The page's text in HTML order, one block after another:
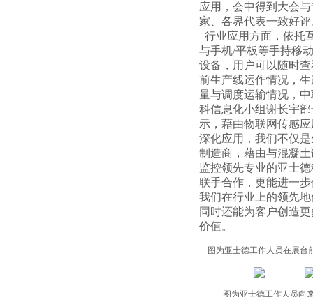
应用，会中得到大会与
家、各界代表一致好评
行业应用方面，依托
与手机/平板等手持移
设备，用户可以随时
前生产线运作情况，
量与调度运输情况，
科信息化小组谢长宇
示，藉由物联网传感
深化应用，我们不仅
制造商，藉由与混凝
监控领先专业的亚士
联手合作，更能进一
我们在行业上的领先
同时还能为客户创造
价值。
图为亚士德工作人员在展台
图为亚士德工作人员向